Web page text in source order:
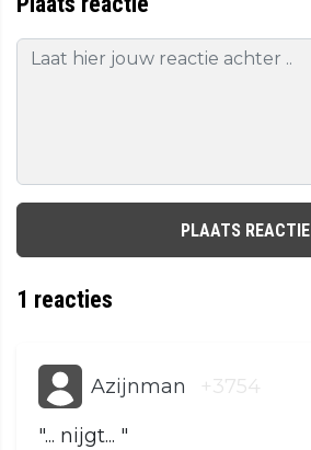
PLAATS REACTIE
1 reacties
Azijnman +3754
"... nijgt... "